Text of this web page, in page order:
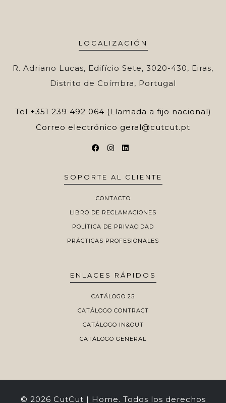
LOCALIZACIÓN
R. Adriano Lucas, Edifício Sete, 3020-430, Eiras,
Distrito de Coímbra, Portugal
Tel +351 239 492 064 (Llamada a fijo nacional)
Correo electrónico geral@cutcut.pt
SOPORTE AL CLIENTE
CONTACTO
LIBRO DE RECLAMACIONES
POLÍTICA DE PRIVACIDAD
PRÁCTICAS PROFESIONALES
ENLACES RÁPIDOS
CATÁLOGO 25
CATÁLOGO CONTRACT
CATÁLOGO IN&OUT
CATÁLOGO GENERAL
© 2026 CutCut | Home. Todos los derechos